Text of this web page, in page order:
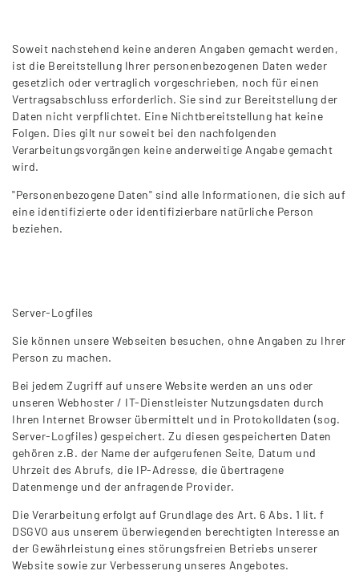
Soweit nachstehend keine anderen Angaben gemacht werden,
ist die Bereitstellung Ihrer personenbezogenen Daten weder
gesetzlich oder vertraglich vorgeschrieben, noch für einen
Vertragsabschluss erforderlich. Sie sind zur Bereitstellung der
Daten nicht verpflichtet. Eine Nichtbereitstellung hat keine
Folgen. Dies gilt nur soweit bei den nachfolgenden
Verarbeitungsvorgängen keine anderweitige Angabe gemacht
wird.
"Personenbezogene Daten" sind alle Informationen, die sich auf
eine identifizierte oder identifizierbare natürliche Person
beziehen.
Server-Logfiles
Sie können unsere Webseiten besuchen, ohne Angaben zu Ihrer
Person zu machen.
Bei jedem Zugriff auf unsere Website werden an uns oder
unseren Webhoster / IT-Dienstleister Nutzungsdaten durch
Ihren Internet Browser übermittelt und in Protokolldaten (sog.
Server-Logfiles) gespeichert. Zu diesen gespeicherten Daten
gehören z.B. der Name der aufgerufenen Seite, Datum und
Uhrzeit des Abrufs, die IP-Adresse, die übertragene
Datenmenge und der anfragende Provider.
Die Verarbeitung erfolgt auf Grundlage des Art. 6 Abs. 1 lit. f
DSGVO aus unserem überwiegenden berechtigten Interesse an
der Gewährleistung eines störungsfreien Betriebs unserer
Website sowie zur Verbesserung unseres Angebotes.